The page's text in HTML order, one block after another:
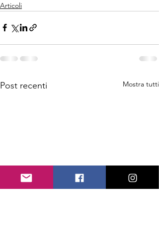
Articoli
Post recenti Mostra tutti